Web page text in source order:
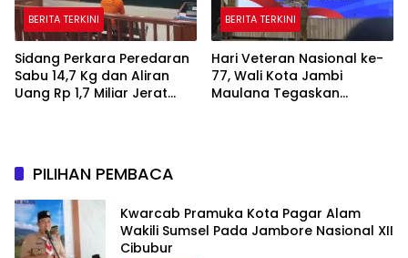
BERITA TERKINI
Sidang Perkara Peredaran
Sabu 14,7 Kg dan Aliran
Uang Rp 1,7 Miliar Jerat
BERITA TERKINI
Hari Veteran Nasional ke-
77, Wali Kota Jambi
Maulana Tegaskan
PILIHAN PEMBACA
Kwarcab Pramuka Kota Pagar Alam
Wakili Sumsel Pada Jambore Nasional XII
Cibubur